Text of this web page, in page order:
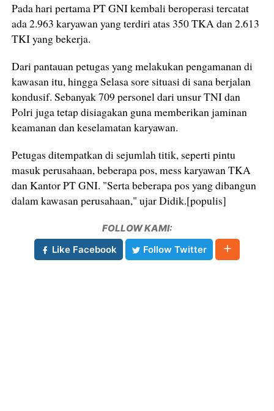
Pada hari pertama PT GNI kembali beroperasi tercatat
ada 2.963 karyawan yang terdiri atas 350 TKA dan 2.613
TKI yang bekerja.
Dari pantauan petugas yang melakukan pengamanan di
kawasan itu, hingga Selasa sore situasi di sana berjalan
kondusif. Sebanyak 709 personel dari unsur TNI dan
Polri juga tetap disiagakan guna memberikan jaminan
keamanan dan keselamatan karyawan.
Petugas ditempatkan di sejumlah titik, seperti pintu
masuk perusahaan, beberapa pos, mess karyawan TKA
dan Kantor PT GNI. "Serta beberapa pos yang dibangun
dalam kawasan perusahaan," ujar Didik.[populis]
FOLLOW KAMI:
Like Facebook
Follow Twitter